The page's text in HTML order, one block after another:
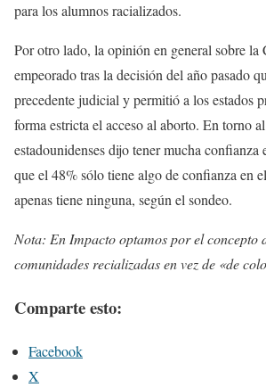
para los alumnos racializados.
Por otro lado, la opinión en general sobre la
empeorado tras la decisión del año pasado
precedente judicial y permitió a los estados
forma estricta el acceso al aborto. En torno
estadounidenses dijo tener mucha confianza
que el 48% sólo tiene algo de confianza en
apenas tiene ninguna, según el sondeo.
Nota: En Impacto optamos por el concepto
comunidades recializadas en vez de «de
Comparte esto:
Facebook
X